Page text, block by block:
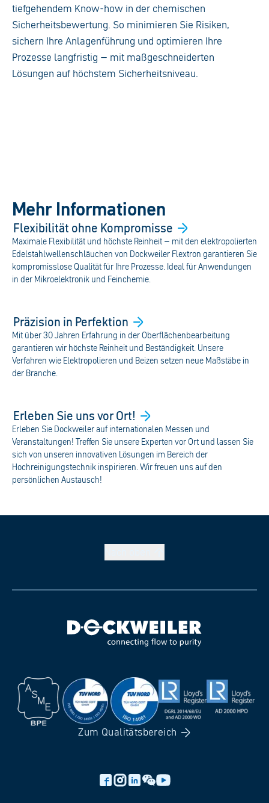
tiefgehendem Know-how in der chemischen
Sicherheitsbewertung. So minimieren Sie Risiken,
sichern Ihre Anlagenführung und optimieren Ihre
Prozesse langfristig – mit maßgeschneiderten
Lösungen auf höchstem Sicherheitsniveau.
Mehr Informationen
Flexibilität ohne Kompromisse
Maximale Flexibilität und höchste Reinheit – mit den elektropolierten
Edelstahlwellenschläuchen von Dockweiler Flextron garantieren Sie
kompromisslose Qualität für Ihre Prozesse. Ideal für Anwendungen
in der Mikroelektronik und Feinchemie.
Präzision in Perfektion
Mit über 30 Jahren Erfahrung in der Oberflächenbearbeitung
garantieren wir höchste Reinheit und Beständigkeit. Unsere
Verfahren wie Elektropolieren und Beizen setzen neue Maßstäbe in
der Branche.
Erleben Sie uns vorOrt!
Erleben Sie Dockweiler auf internationalen Messen und
Veranstaltungen! Treffen Sie unsere Experten vor Ort und lassen Sie
sich von unseren innovativen Lösungen im Bereich der
Hochreinigungstechnik inspirieren. Wir freuen uns auf den
persönlichen Austausch!
Zum Qualitätsbereich